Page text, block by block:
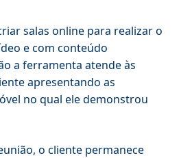
salas online para realizar o
e com conteúdo
a ferramenta atende às
apresentando as
no qual ele demonstrou
o cliente permanece